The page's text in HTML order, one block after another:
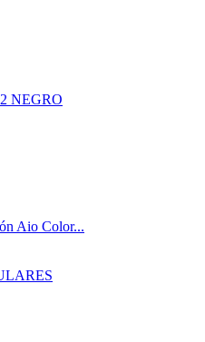
NEGRO
Aio Color...